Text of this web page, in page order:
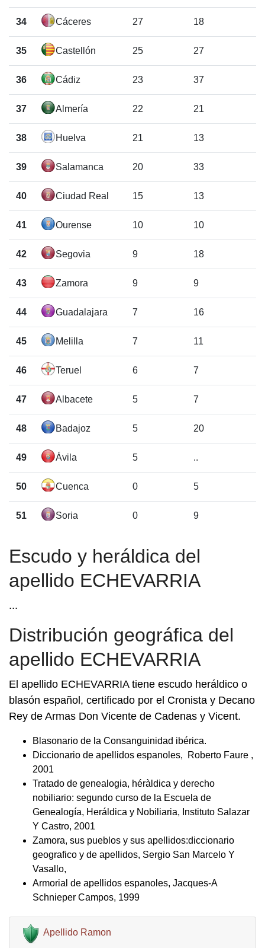
34 Cáceres 27 18
35 Castellón 25 27
36 Cádiz 23 37
37 Almería 22 21
38 Huelva 21 13
39 Salamanca 20 33
40 Ciudad Real 15 13
41 Ourense 10 10
42 Segovia 9 18
43 Zamora 9 9
44 Guadalajara 7 16
45 Melilla 7 11
46 Teruel 6 7
47 Albacete 5 7
48 Badajoz 5 20
49 Ávila 5 ..
50 Cuenca 0 5
51 Soria 0 9
Escudo y heráldica del
apellido ECHEVARRIA
...
Distribución geográfica del
apellido ECHEVARRIA
El apellido ECHEVARRIA tiene escudo heráldico o
blasón español, certificado por el Cronista y Decano
Rey de Armas Don Vicente de Cadenas y Vicent.
Blasonario de la Consanguinidad ibérica.
Diccionario de apellidos espanoles, Roberto Faure ,
2001
Tratado de genealogia, héràldica y derecho
nobiliario: segundo curso de la Escuela de
Genealogía, Heráldica y Nobiliaria, Instituto Salazar
Y Castro, 2001
Zamora, sus pueblos y sus apellidos:diccionario
geografico y de apellidos, Sergio San Marcelo Y
Vasallo,
Armorial de apellidos espanoles, Jacques-A
Schnieper Campos, 1999
Apellido Ramon